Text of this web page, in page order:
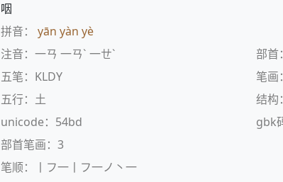
咽
拼音： yān yàn yè
注音：一ㄢ 一ㄢˋ 一ㄝˋ
部首：
五笔：KLDY
笔画：
五行：土
结构
unicode：54bd
gbk
部首笔画：3
笔顺：丨フ一丨フ一ノ丶一